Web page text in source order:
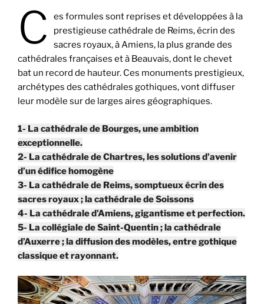
C
es formules sont reprises et développées à la
prestigieuse cathédrale de Reims, écrin des
sacres royaux, à Amiens, la plus grande des
cathédrales françaises et à Beauvais, dont le chevet
bat un record de hauteur. Ces monuments prestigieux,
archétypes des cathédrales gothiques, vont diffuser
leur modèle sur de larges aires géographiques.
1- La cathédrale de Bourges, une ambition
exceptionnelle.
2- La cathédrale de Chartres, les solutions d’avenir
d’un édifice homogène
3- La cathédrale de Reims, somptueux écrin des
sacres royaux ; la cathédrale de Soissons
4- La cathédrale d’Amiens, gigantisme et perfection.
5- La collégiale de Saint-Quentin ; la cathédrale
d’Auxerre ; la diffusion des modèles, entre gothique
classique et rayonnant.